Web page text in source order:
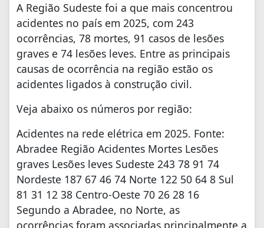
A Região Sudeste foi a que mais concentrou
acidentes no país em 2025, com 243
ocorrências, 78 mortes, 91 casos de lesões
graves e 74 lesões leves. Entre as principais
causas de ocorrência na região estão os
acidentes ligados à construção civil.
Veja abaixo os números por região:
Acidentes na rede elétrica em 2025. Fonte:
Abradee Região Acidentes Mortes Lesões
graves Lesões leves Sudeste 243 78 91 74
Nordeste 187 67 46 74 Norte 122 50 64 8 Sul
81 31 12 38 Centro-Oeste 70 26 28 16
Segundo a Abradee, no Norte, as